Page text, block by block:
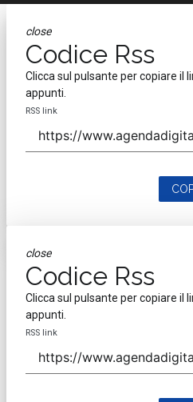
close
Codice Rss
Clicca sul pulsante per copiare il
appunti.
RSS link
close
Codice Rss
Clicca sul pulsante per copiare il
appunti.
RSS link